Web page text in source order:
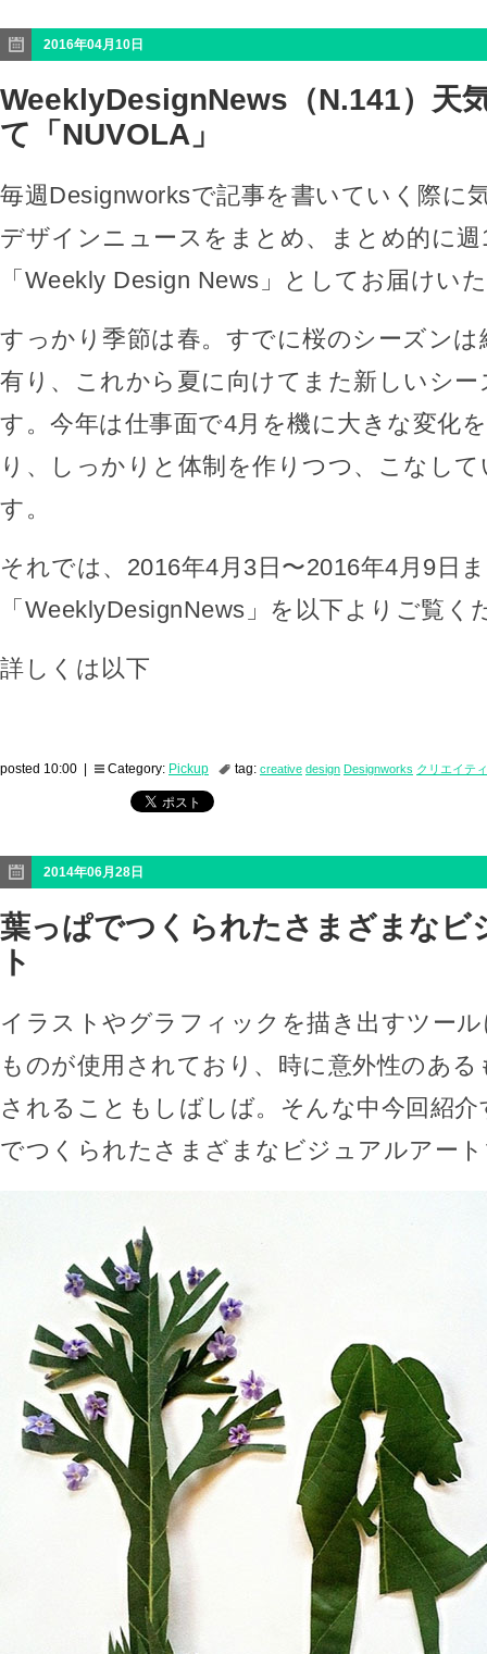
2016年04月10日
WeeklyDesignNews（N.141）天
て「NUVOLA」
毎週Designworksで記事を書いていく際に
デザインニュースをまとめ、まとめ的に週
「Weekly Design News」としてお届けい
すっかり季節は春。すでに桜のシーズン
有り、これから夏に向けてまた新しいシ
す。今年は仕事面で4月を機に大きな変化
り、しっかりと体制を作りつつ、こなし
す。
それでは、2016年4月3日〜2016年4月9日
「WeeklyDesignNews」を以下よりご覧く
詳しくは以下
posted 10:00 | Category: Pickup tag: creative design Designworks クリエイテ
2014年06月28日
葉っぱでつくられたさまざまなビ
ト
イラストやグラフィックを描き出すツー
ものが使用されており、時に意外性のあ
されることもしばしば。そんな中今回紹
でつくられたさまざまなビジュアルアー